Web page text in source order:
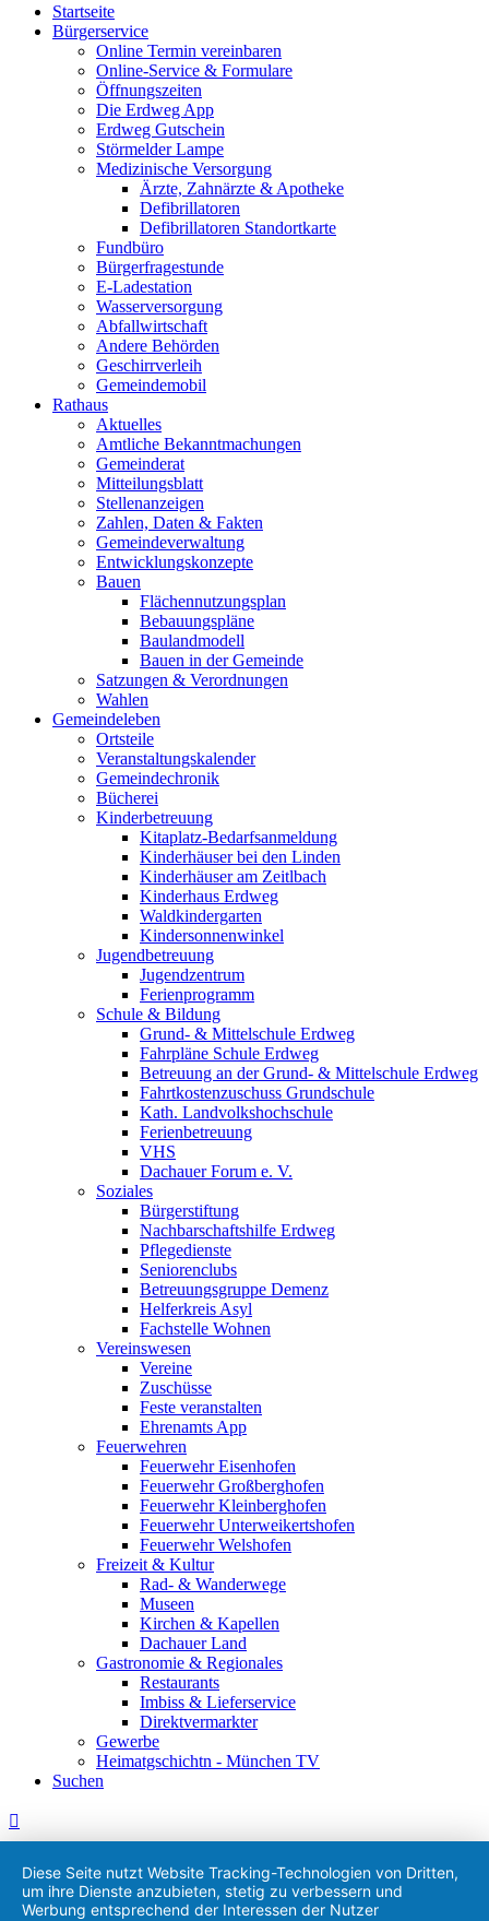
Startseite
Bürgerservice
Online Termin vereinbaren
Online-Service & Formulare
Öffnungszeiten
Die Erdweg App
Erdweg Gutschein
Störmelder Lampe
Medizinische Versorgung
Ärzte, Zahnärzte & Apotheke
Defibrillatoren
Defibrillatoren Standortkarte
Fundbüro
Bürgerfragestunde
E-Ladestation
Wasserversorgung
Abfallwirtschaft
Andere Behörden
Geschirrverleih
Gemeindemobil
Rathaus
Aktuelles
Amtliche Bekanntmachungen
Gemeinderat
Mitteilungsblatt
Stellenanzeigen
Zahlen, Daten & Fakten
Gemeindeverwaltung
Entwicklungskonzepte
Bauen
Flächennutzungsplan
Bebauungspläne
Baulandmodell
Bauen in der Gemeinde
Satzungen & Verordnungen
Wahlen
Gemeindeleben
Ortsteile
Veranstaltungskalender
Gemeindechronik
Bücherei
Kinderbetreuung
Kitaplatz-Bedarfsanmeldung
Kinderhäuser bei den Linden
Kinderhäuser am Zeitlbach
Kinderhaus Erdweg
Waldkindergarten
Kindersonnenwinkel
Jugendbetreuung
Jugendzentrum
Ferienprogramm
Schule & Bildung
Grund- & Mittelschule Erdweg
Fahrpläne Schule Erdweg
Betreuung an der Grund- & Mittelschule Erdweg
Fahrtkostenzuschuss Grundschule
Kath. Landvolkshochschule
Ferienbetreuung
VHS
Dachauer Forum e. V.
Soziales
Bürgerstiftung
Nachbarschaftshilfe Erdweg
Pflegedienste
Seniorenclubs
Betreuungsgruppe Demenz
Helferkreis Asyl
Fachstelle Wohnen
Vereinswesen
Vereine
Zuschüsse
Feste veranstalten
Ehrenamts App
Feuerwehren
Feuerwehr Eisenhofen
Feuerwehr Großberghofen
Feuerwehr Kleinberghofen
Feuerwehr Unterweikertshofen
Feuerwehr Welshofen
Freizeit & Kultur
Rad- & Wanderwege
Museen
Kirchen & Kapellen
Dachauer Land
Gastronomie & Regionales
Restaurants
Imbiss & Lieferservice
Direktvermarkter
Gewerbe
Heimatgschichtn - München TV
Suchen
Diese Seite nutzt Website Tracking-Technologien von Dritten,
um ihre Dienste anzubieten, stetig zu verbessern und
Werbung entsprechend der Interessen der Nutzer